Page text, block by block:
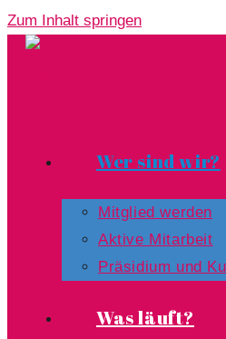
Zum Inhalt springen
Wer sind wir?
Mitglied werden
Aktive Mitarbeit
Präsidium und
Was läuft?